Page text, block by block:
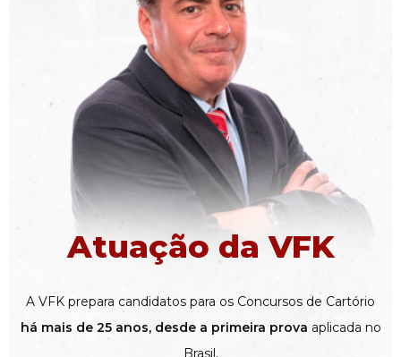
Atuação da VFK
A VFK prepara candidatos para os Concursos de Cartório
há mais de 25 anos, desde a primeira prova aplicada no
Brasil.